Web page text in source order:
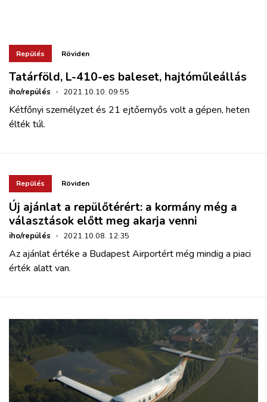
Repülés Röviden
Tatárföld, L-410-es baleset, hajtóműleállás
iho/repülés · 2021.10.10. 09:55
Kétfőnyi személyzet és 21 ejtőernyős volt a gépen, heten
élték túl.
Repülés Röviden
Új ajánlat a repülőtérért: a kormány még a
választások előtt meg akarja venni
iho/repülés · 2021.10.08. 12:35
Az ajánlat értéke a Budapest Airportért még mindig a piaci
érték alatt van.